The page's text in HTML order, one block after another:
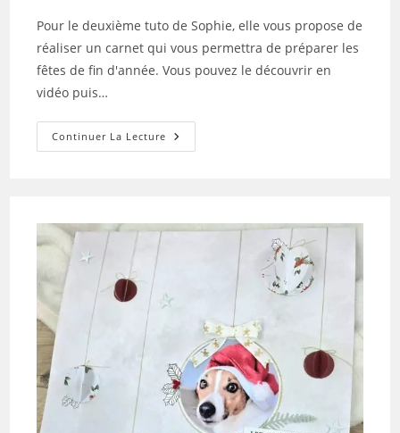
la
Pour le deuxième tuto de Sophie, elle vous propose de
réaliser un carnet qui vous permettra de préparer les
fêtes de fin d'année. Vous pouvez le découvrir en
vidéo puis…
Continuer La Lecture Tuto
N°3
2024
Par